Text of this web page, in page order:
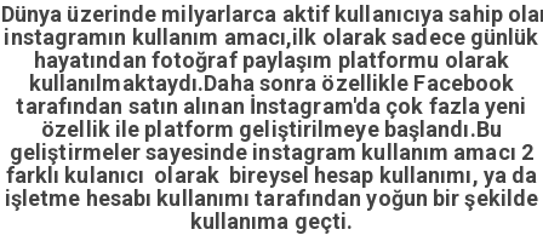
üzerinde milyarlarca aktif kullanıcıya sahip
instagramın kullanım amacı,ilk olarak sadece günlük
hayatından fotoğraf paylaşım platformu olarak
kullanılmaktaydı.Daha sonra özellikle Facebook
tarafından satın alınan İnstagram'da çok fazla yeni
özellik ile platform geliştirilmeye başlandı.Bu
geliştirmeler sayesinde instagram kullanım amacı 2
farklı kulanıcı olarak bireysel hesap kullanımı, ya da
işletme hesabı kullanımı tarafından yoğun bir şekilde
kullanıma geçti.